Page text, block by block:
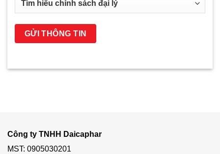
Công ty TNHH Daicaphar
MST: 0905030201